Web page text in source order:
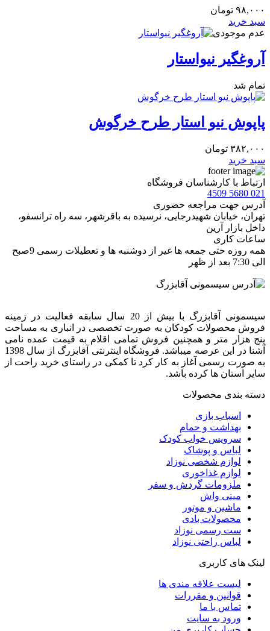
۹۸,۰۰۰ تومان
سبد خرید
عدم موجودی
آروغگیر نیواستار
تمام شد
پاپوش نیو استار طرح خرگوش
۳۸۲,۰۰۰ تومان
سبد خرید
ارتباط با کارشناسان فروشگاه
021 5680 4509
آدرس جهت مراجعه حضوری
تهران، خيابان شهيدرجايى، نرسیده به باقرشهر، سه راه ترانسفو،
داخل بازار آرین
ساعات کاری
همه روزه حتی جمعه ها غیر از دوشنبه ها و تعطیلات رسمی 9صبح
الی 7:30 بعد از ظهر
سیسمونی آقابزرگ با بیش از 20 سال سابقه فعالیت در زمینه
فروش محصولات کودکان به صورت تخصصی در انباری به مساحت
پنج هزار متر و همچنین فروش تمامی اقلام به قیمت عمده نامی
آشنا در این عرصه میباشد. فروشگاه اینترنتی آقابزرگ از سال 1398
به صورت رسمی آغاز به کار کرد تا کمکی در راستای خرید راحت از
سایر استان ها کرده باشد.
دسته بندی محصولات
اسباب بازی
بهداشت و حمام
سرویس خواب کودک
لباس و پوشاک
لوازم شخصی نوزاد
لوازم غذاخوری
ملزومات گردش و سفر
مینی واش
ماشین و موتور
محصولات بادی
ست رسمی نوزاد
لباس راحتی نوزاد
لینک های کاربری
لیست علاقه مندی ها
قوانین و مقررات
تماس با ما
ورود به سایت